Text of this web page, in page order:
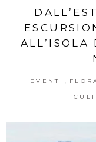
ALL’ISOLA
EVENTI